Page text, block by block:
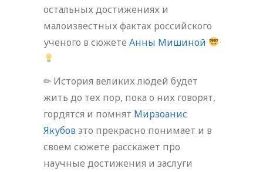
остальных достижениях и
малоизвестных фактах российского
ученого в сюжете Анны Мишиной
✏ История великих людей будет
жить до тех пор, пока о них говорят,
гордятся и помнят Мирзоанис
Якубовэто прекрасно понимает и в
своем сюжете расскажет про
научные достижения и заслуги